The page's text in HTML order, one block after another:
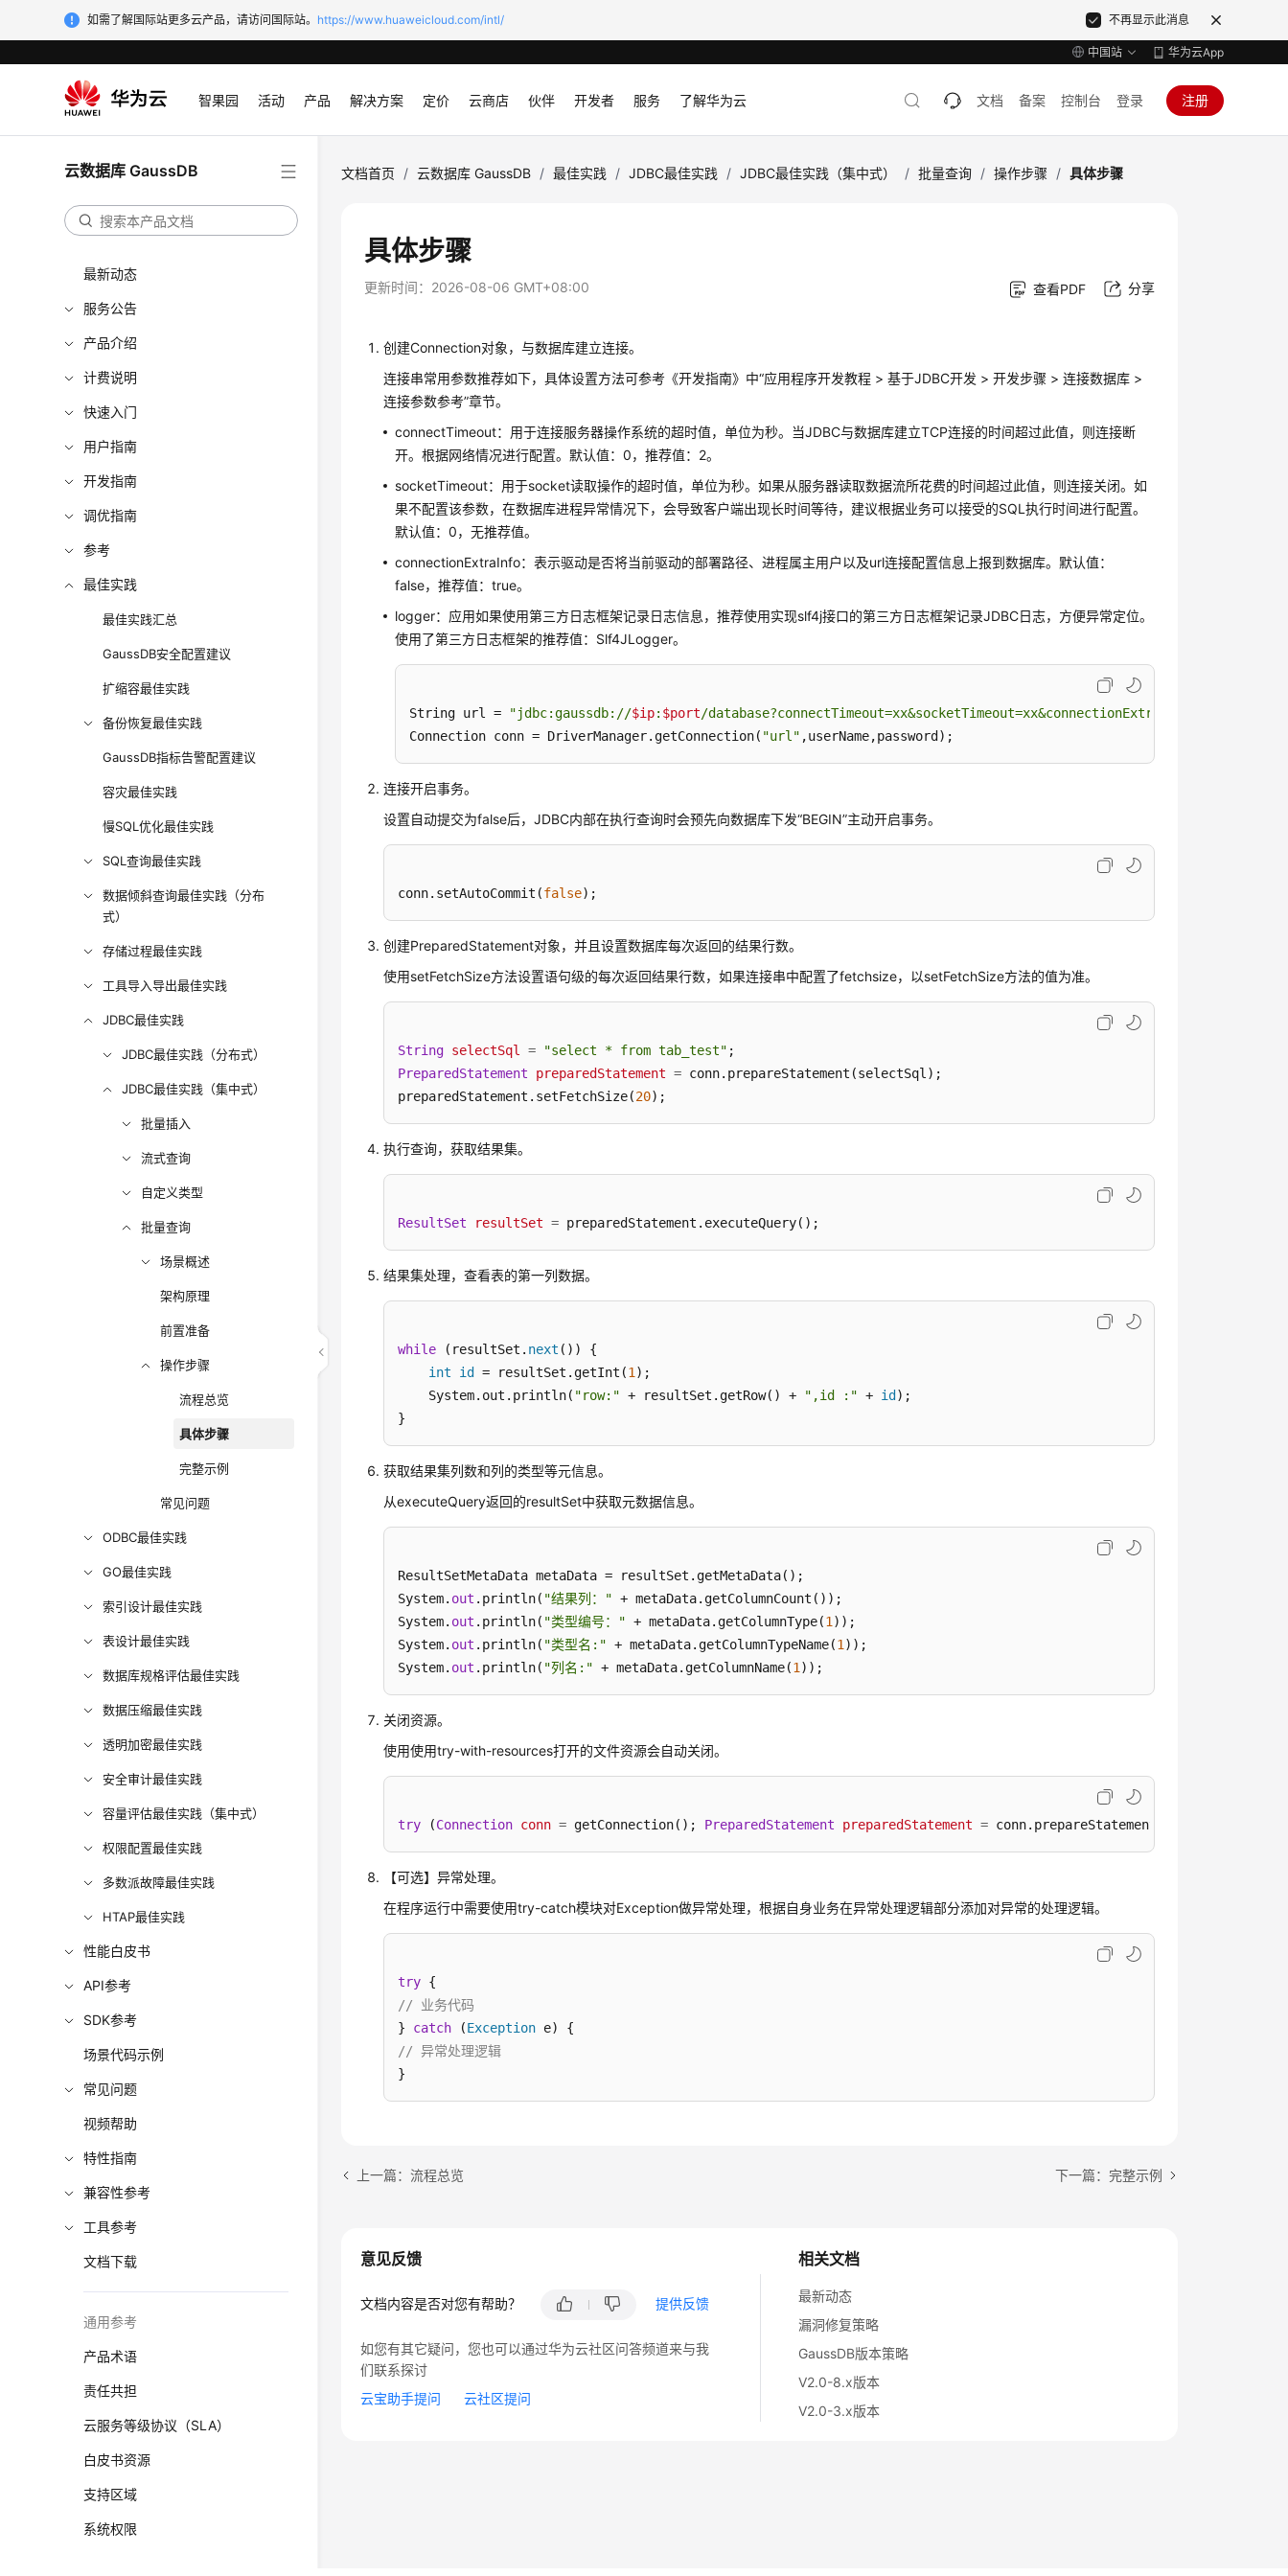
如需了解国际站更多云产品，请访问国际站。 https://www.huaweicloud.com/intl/ 不再显示此消息
中国站 华为云App
智果园 活动 产品 解决方案 定价 云商店 伙伴 开发者 服务 了解华为云 文档 备案 控制台 登录 注册
云数据库 GaussDB
最新动态
服务公告
产品介绍
计费说明
快速入门
用户指南
开发指南
调优指南
参考
最佳实践
最佳实践汇总
GaussDB安全配置建议
扩缩容最佳实践
备份恢复最佳实践
GaussDB指标告警配置建议
容灾最佳实践
慢SQL优化最佳实践
SQL查询最佳实践
数据倾斜查询最佳实践（分布
式）
存储过程最佳实践
工具导入导出最佳实践
JDBC最佳实践
JDBC最佳实践（分布式）
JDBC最佳实践（集中式）
批量插入
流式查询
自定义类型
批量查询
场景概述
架构原理
前置准备
操作步骤
流程总览
具体步骤
完整示例
常见问题
ODBC最佳实践
GO最佳实践
索引设计最佳实践
表设计最佳实践
数据库规格评估最佳实践
数据压缩最佳实践
透明加密最佳实践
安全审计最佳实践
容量评估最佳实践（集中式）
权限配置最佳实践
多数派故障最佳实践
HTAP最佳实践
性能白皮书
API参考
SDK参考
场景代码示例
常见问题
视频帮助
特性指南
兼容性参考
工具参考
文档下载
通用参考
产品术语
责任共担
云服务等级协议（SLA）
白皮书资源
支持区域
系统权限
文档首页 / 云数据库 GaussDB / 最佳实践 / JDBC最佳实践 / JDBC最佳实践（集中式） / 批量查询 / 操作步骤 / 具体步骤
具体步骤
更新时间： 2026-08-06 GMT+08:00 查看PDF 分享
创建Connection对象，与数据库建立连接。
连接串常用参数推荐如下，具体设置方法可参考《开发指南》中“应用程序开发教程 > 基于JDBC开发 > 开发步骤 > 连接数据库 >
连接参数参考”章节。
connectTimeout：用于连接服务器操作系统的超时值，单位为秒。当JDBC与数据库建立TCP连接的时间超过此值，则连接断
开。根据网络情况进行配置。默认值：0，推荐值：2。
socketTimeout：用于socket读取操作的超时值，单位为秒。如果从服务器读取数据流所花费的时间超过此值，则连接关闭。如
果不配置该参数，在数据库进程异常情况下，会导致客户端出现长时间等待，建议根据业务可以接受的SQL执行时间进行配置。
默认值：0，无推荐值。
connectionExtraInfo：表示驱动是否将当前驱动的部署路径、进程属主用户以及url连接配置信息上报到数据库。默认值：
false，推荐值：true。
logger：应用如果使用第三方日志框架记录日志信息，推荐使用实现slf4j接口的第三方日志框架记录JDBC日志，方便异常定位。
使用了第三方日志框架的推荐值：Slf4JLogger。
String url = "jdbc:gaussdb://$ip: $port/
Connection conn = DriverManager.getConnection( "url" ,userName,password);
连接开启事务。
设置自动提交为false后，JDBC内部在执行查询时会预先向数据库下发“BEGIN”主动开启事务。
conn.setAutoCommit(false);
创建PreparedStatement对象，并且设置数据库每次返回的结果行数。
使用setFetchSize方法设置语句级的每次返回结果行数，如果连接串中配置了fetchsize，以setFetchSize方法的值为准。
String selectSql = "select * from tab_test"
PreparedStatement
preparedStatement = conn.prepareStatement(selectSql);
preparedStatement.setFetchSize(20);
执行查询，获取结果集。
ResultSet resultSet = preparedStatement.executeQuery();
结果集处理，查看表的第一列数据。
while (resultSet. next ()) {
int
id = resultSet.getInt(1 );
    System.out.println(
"row:" + resultSet.getRow() + ",id :" + id );
}
获取结果集列数和列的类型等元信息。
从executeQuery返回的resultSet中获取元数据信息。
ResultSetMetaData metaData = resultSet.getMetaData();
System. out .println( "结果列：" + metaData.getColumnCount());
System. out .println( "类型编号：" + metaData.getColumnType(1 ));
System. out .println( "类型名:" + metaData.getColumnTypeName(1 ));
System. out .println( "列名:" + metaData.getColumnName(1 ));
关闭资源。
使用使用try-with-resources打开的文件资源会自动关闭。
try (Connection conn = getConnection(); PreparedStatement preparedStatement = conn.prepareStatement(selectSql))
【可选】异常处理。
在程序运行中需要使用try-catch模块对Exception做异常处理，根据自身业务在异常处理逻辑部分添加对异常的处理逻辑。
try
// 业务代码
} catch (Exception
// 异常处理逻辑
}
上一篇：流程总览 下一篇：完整示例
相关文档
最新动态
漏洞修复策略
GaussDB版本策略
V2.0-8.x版本
V2.0-3.x版本
意见反馈
文档内容是否对您有帮助？ 提供反馈
如您有其它疑问，您也可以通过华为云社区问答频道来与我
们联系探讨
云宝助手提问
云社区提问